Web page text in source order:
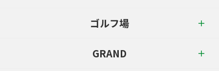
ゴルフ場
GRAND